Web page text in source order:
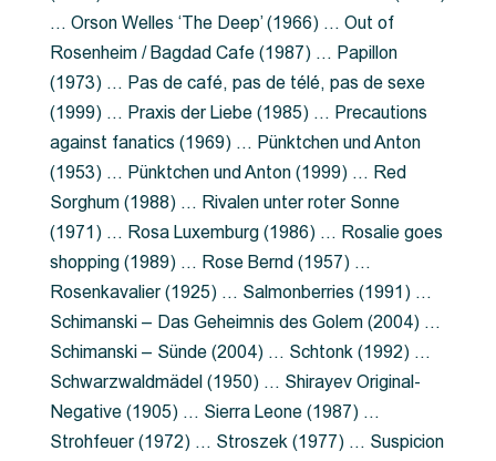
… Orson Welles ‘The Deep’ (1966) … Out of
Rosenheim / Bagdad Cafe (1987) … Papillon
(1973) … Pas de café, pas de télé, pas de sexe
(1999) … Praxis der Liebe (1985) … Precautions
against fanatics (1969) … Pünktchen und Anton
(1953) … Pünktchen und Anton (1999) … Red
Sorghum (1988) … Rivalen unter roter Sonne
(1971) … Rosa Luxemburg (1986) … Rosalie goes
shopping (1989) … Rose Bernd (1957) …
Rosenkavalier (1925) … Salmonberries (1991) …
Schimanski – Das Geheimnis des Golem (2004) …
Schimanski – Sünde (2004) … Schtonk (1992) …
Schwarzwaldmädel (1950) … Shirayev Original-
Negative (1905) … Sierra Leone (1987) …
Strohfeuer (1972) … Stroszek (1977) … Suspicion